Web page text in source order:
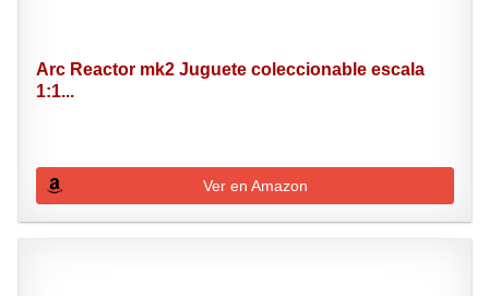
Arc Reactor mk2 Juguete coleccionable escala
1:1...
Ver en Amazon